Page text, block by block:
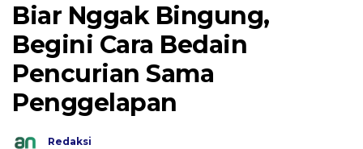
Biar Nggak Bingung,
Begini Cara Bedain
Pencurian Sama
Penggelapan
Redaksi